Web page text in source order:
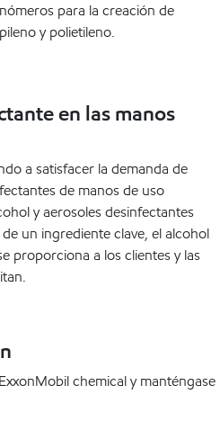
para la creación de
y polietileno.
en las manos
a satisfacer la demanda de
de manos de uso
y aerosoles desinfectantes
un ingrediente clave, el alcohol
proporciona a los clientes y las
chemical y manténgase